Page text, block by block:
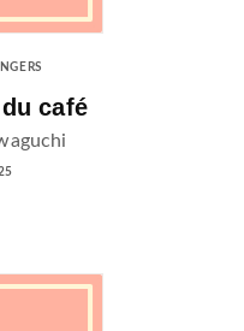
café